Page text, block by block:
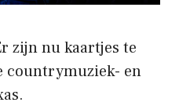
zijn nu kaartjes te
countrymuziek- en